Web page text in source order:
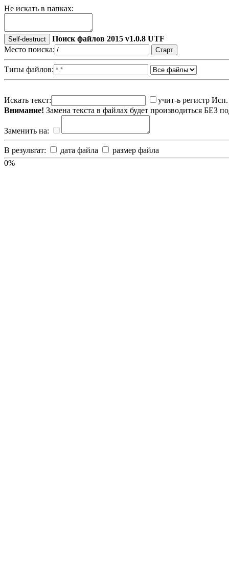
Не искать в папках:
Self-destruct
Поиск файлов 2015 v1.0.8 UTF
Место поиска:
Типы файлов:
Искать текст: учит-ь регистр Исп.
Внимание! Замена текста в файлах будет производиться БЕЗ
Заменить на:
В результат: дата файла
размер файла
0%